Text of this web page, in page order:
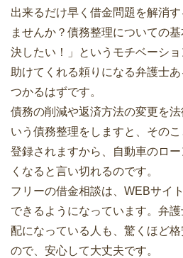
出来るだけ早く借金問題を解消
ませんか？債務整理についての
決したい！」というモチベーシ
助けてくれる頼りになる弁護士
つかるはずです。
債務の削減や返済方法の変更を
いう債務整理をしますと、その
登録されますから、自動車のロ
くなると言い切れるのです。
フリーの借金相談は、WEBサイ
できるようになっています。弁
配になっている人も、驚くほど
ので、安心して大丈夫です。